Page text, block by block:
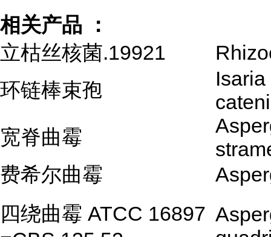
相关产品 ：
立枯丝核菌.19921
环链棒束孢
Isaria
宽脊曲霉
费希尔曲霉
四绕曲霉 ATCC 16897